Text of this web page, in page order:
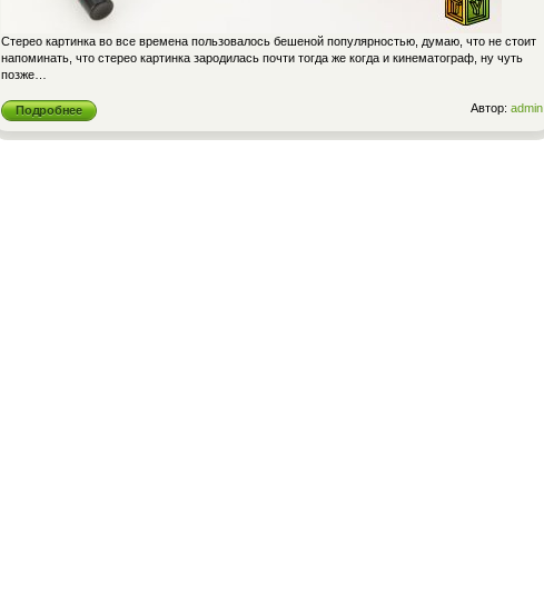
Стерео картинка во все времена пользовалось бешеной популярностью, думаю, что не стоит
напоминать, что стерео картинка зародилась почти тогда же когда и кинематограф, ну чуть
позже…
Автор: admin
Подробнее